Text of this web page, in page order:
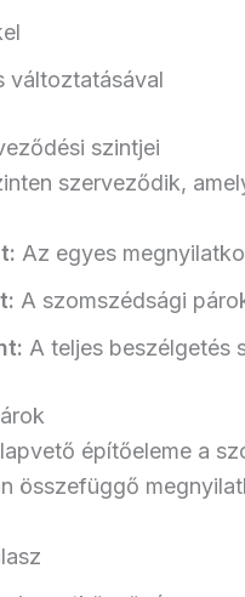
változtatásával
szintjei
szerveződik,
Az egyes
A szomszédsági
A teljes beszélgetés
építőeleme a
összefüggő